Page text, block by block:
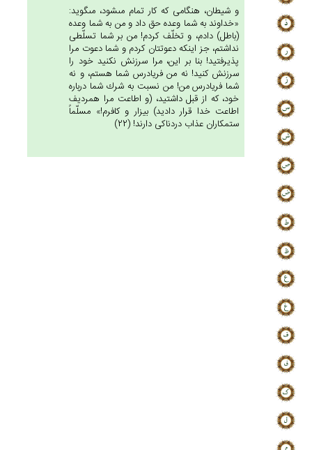
و شيطان، هنگامى كه كار تمام مى‏شود، مى‏گويد:
«خداوند به شما وعده حق داد و من به شما وعده
(باطل) دادم، و تخلّف كردم! من بر شما تسلّطى
نداشتم، جز اينكه دعوتتان كردم و شما دعوت مرا
پذيرفتيد! بنا بر اين، مرا سرزنش نكنيد خود را
سرزنش كنيد! نه من فريادرس شما هستم، و نه
شما فريادرس من! من نسبت به شرك شما درباره
خود، كه از قبل داشتيد، (و اطاعت مرا همرديف
اطاعت خدا قرار داديد) بيزار و كافرم!» مسلّماً
ستمكاران عذاب دردناكى دارند! (22)